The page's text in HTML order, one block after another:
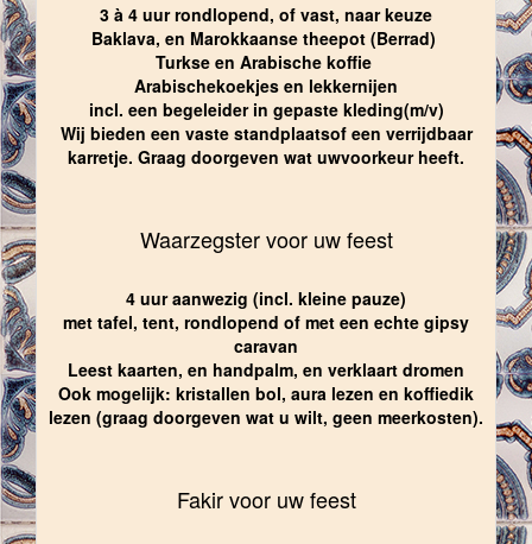
3 à 4 uur rondlopend, of vast, naar keuze
Baklava, en Marokkaanse theepot (Berrad)
Turkse en Arabische koffie
Arabischekoekjes en lekkernijen
incl. een begeleider in gepaste kleding(m/v)
Wij bieden een vaste standplaatsof een verrijdbaar
karretje. Graag doorgeven wat uwvoorkeur heeft.
Waarzegster voor uw feest
4 uur aanwezig (incl. kleine pauze)
met tafel, tent, rondlopend of met een echte gipsy
caravan
Leest kaarten, en handpalm, en verklaart dromen
Ook mogelijk: kristallen bol, aura lezen en koffiedik
lezen (graag doorgeven wat u wilt, geen meerkosten).
Fakir voor uw feest